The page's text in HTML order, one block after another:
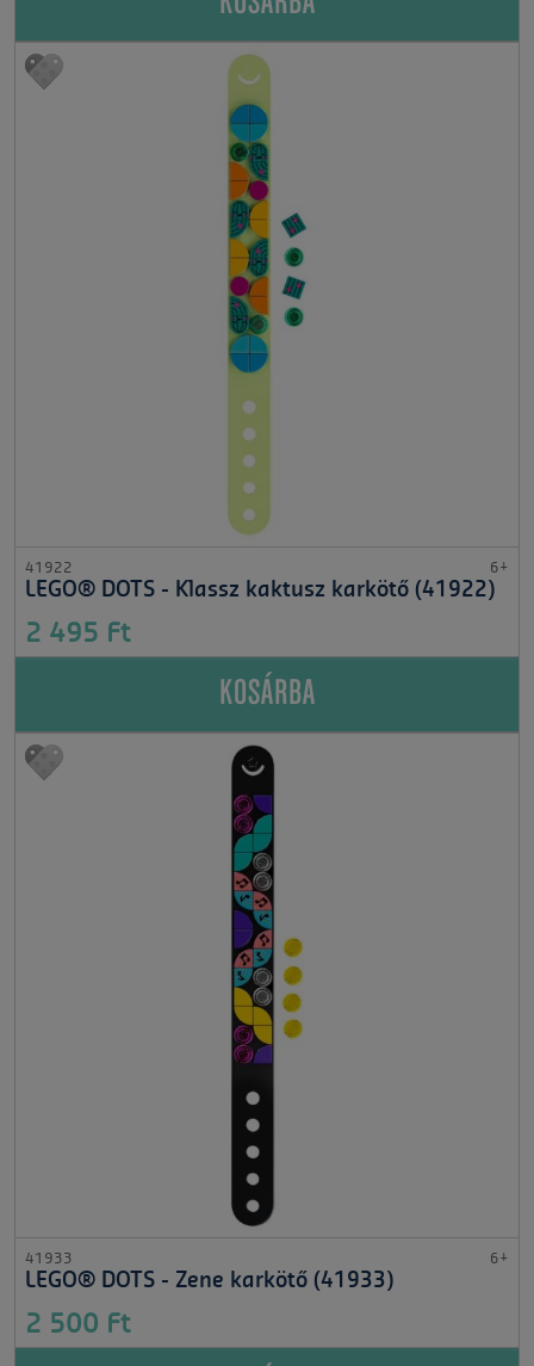
41922 6+
LEGO® DOTS - Klassz kaktusz karkötő (41922)
2 495 Ft
KOSÁRBA
41933 6+
LEGO® DOTS - Zene karkötő (41933)
2 500 Ft